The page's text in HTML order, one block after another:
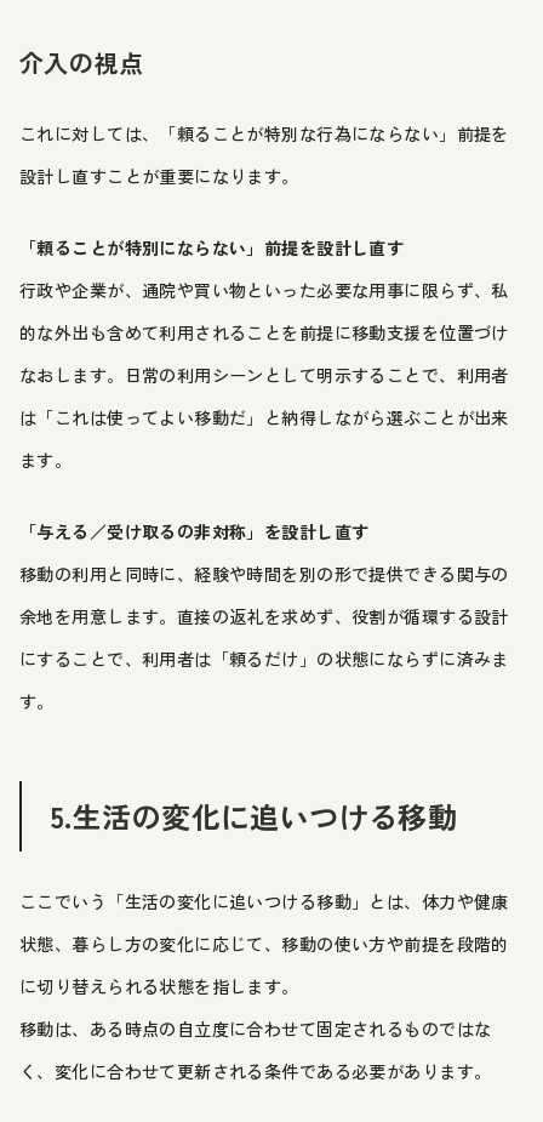
介入の視点
これに対しては、「頼ることが特別な行為にならない」前提を
設計し直すことが重要になります。
「頼ることが特別にならない」前提を設計し直す
行政や企業が、通院や買い物といった必要な用事に限らず、私
的な外出も含めて利用されることを前提に移動支援を位置づけ
なおします。日常の利用シーンとして明示することで、利用者
は「これは使ってよい移動だ」と納得しながら選ぶことが出来
ます。
「与える／受け取るの非対称」を設計し直す
移動の利用と同時に、経験や時間を別の形で提供できる関与の
余地を用意します。直接の返礼を求めず、役割が循環する設計
にすることで、利用者は「頼るだけ」の状態にならずに済みま
す。
5.生活の変化に追いつける移動
ここでいう「生活の変化に追いつける移動」とは、体力や健康
状態、暮らし方の変化に応じて、移動の使い方や前提を段階的
に切り替えられる状態を指します。
移動は、ある時点の自立度に合わせて固定されるものではな
く、変化に合わせて更新される条件である必要があります。